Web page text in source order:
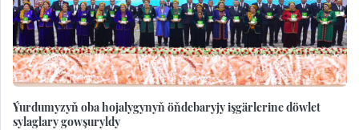
Ýurdumyzyň oba hojalygynyň öňdebaryjy işgärlerine döwlet
sylaglary gowşuryldy